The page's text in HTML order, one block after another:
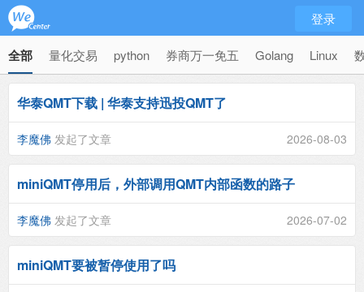
登录
全部 量化交易 python 券商万一免五 Golang Linux
华泰QMT下载 | 华泰支持迅投QMT了
李魔佛 发起了文章 2026-08-03
miniQMT停用后，外部调用QMT内部函数的路子
李魔佛 发起了文章 2026-07-02
miniQMT要被暂停使用了吗